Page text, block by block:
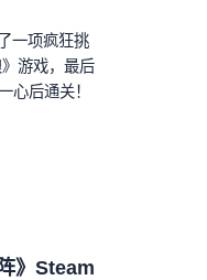
一项疯狂挑
游戏，最后
心后通关！
》Steam